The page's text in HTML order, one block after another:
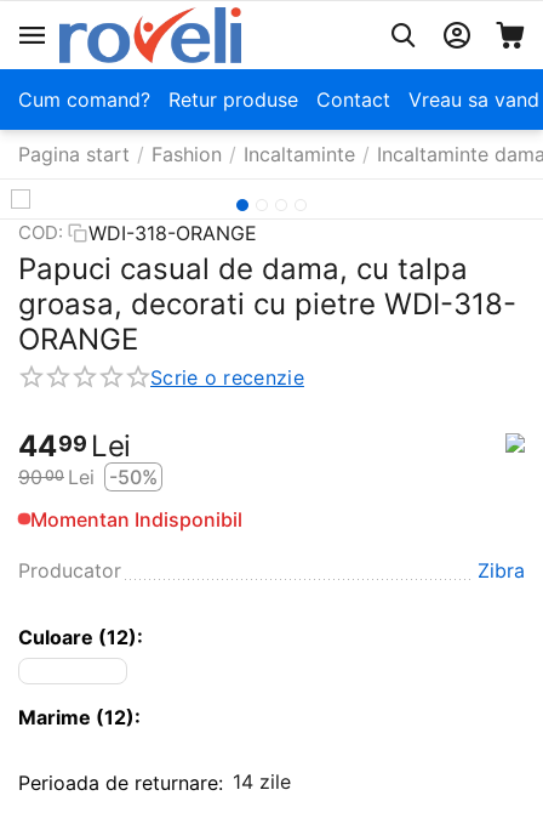
Cum comand? Retur produse Contact Vreau sa
Pagina start / Fashion / Incaltaminte / Incaltaminte
COD: WDI-318-ORANGE
​Papuci casual de dama, cu talpa
groasa, decorati cu pietre WDI-318-
ORANGE
Scrie o recenzie
4499 Lei
9000 Lei
-50%
Momentan Indisponibil
Producator Zibra
Culoare (12):
Marime (12):
Perioada de returnare: 14 zile